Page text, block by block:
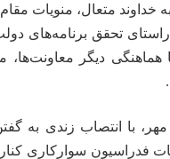
به خداوند متعال، منویات
تحقق برنامه‌های
دیگر معاونت‌ها،
مهر، با انتصاب زندی
فدراسیون سوارکاری